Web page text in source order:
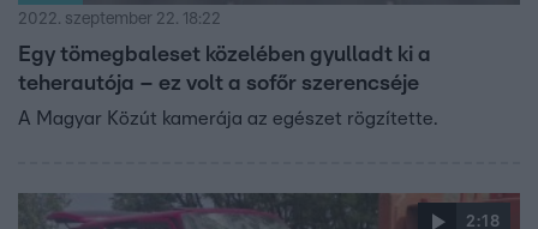
2022. szeptember 22. 18:22
Egy tömegbaleset közelében gyulladt ki a
teherautója – ez volt a sofőr szerencséje
A Magyar Közút kamerája az egészet rögzítette.
2:18